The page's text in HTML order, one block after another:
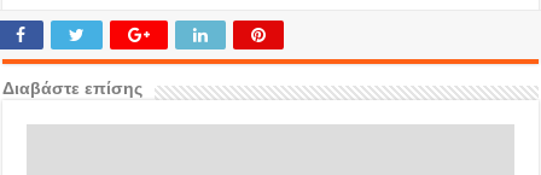
Διαβάστε επίσης